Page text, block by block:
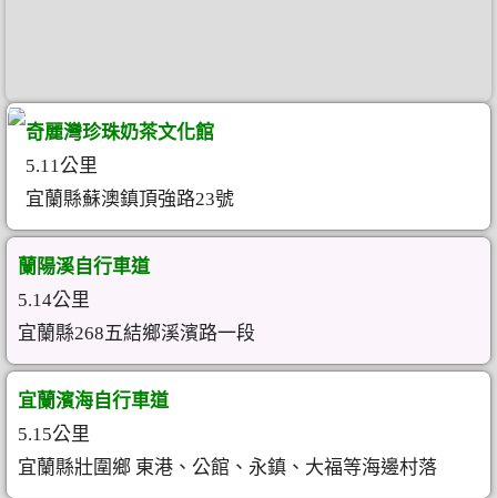
奇麗灣珍珠奶茶文化館
5.11公里
宜蘭縣蘇澳鎮頂強路23號
蘭陽溪自行車道
5.14公里
宜蘭縣268五結鄉溪濱路一段
宜蘭濱海自行車道
5.15公里
宜蘭縣壯圍鄉 東港、公館、永鎮、大福等海邊村落